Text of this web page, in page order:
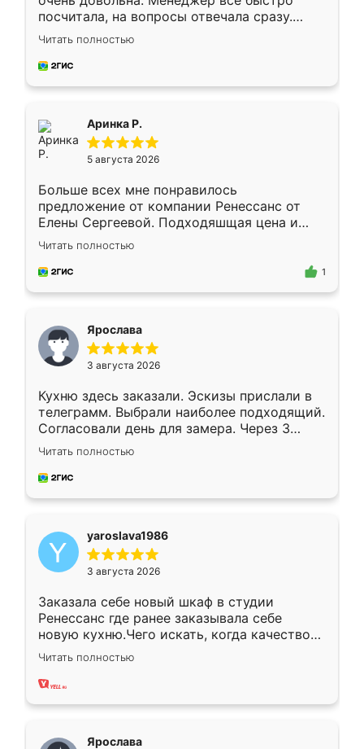
посчитала, на вопросы отвечала сразу.
Замерщик приехал в субботу, подошёл к
делу со всей ответственностью. Собрали
за день, ребята работали аккуратно, даже
Читать полностью
Аринка Р.
5 августа 2026
Больше всех мне понравилось
предложение от компании Ренессанс от
Елены Сергеевой. Подходяшщая цена и
короткие сроки изготовления. Приехавший
для замера сотрудник Владислав
предложил по моему эскизу самый
Читать полностью
1
Ярослава
3 августа 2026
Кухню здесь заказали. Эскизы прислали в
телеграмм. Выбрали наиболее подходящий.
Согласовали день для замера. Через 3
недели кухня была уже готова. Остались
довольны работой. Спасибо Ренессанс
мебель за качественную работу!
Читать полностью
yaroslava1986
3 августа 2026
Заказала себе новый шкаф в студии
Ренессанс где ранее заказывала себе
новую кухню.Чего искать, когда качеством
вполне довольна. Служит кухня уже почти
два года, нареканий нет.
Читать полностью
Ярослава